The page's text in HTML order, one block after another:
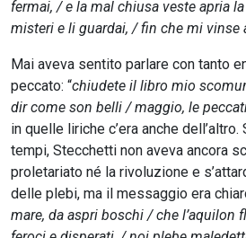
fermai, / e la mal chiusa veste apria
misteri e li guardai, / fin che mi vinse
Mai aveva sentito parlare con tanto
peccato: “chiudete il libro mio
dir come son belli / maggio, le
in quelle liriche c’era anche
tempi, Stecchetti non aveva ancora
proletariato né la rivoluzione e
delle plebi, ma il messaggio era
mare, da aspri boschi / che l’aquilon